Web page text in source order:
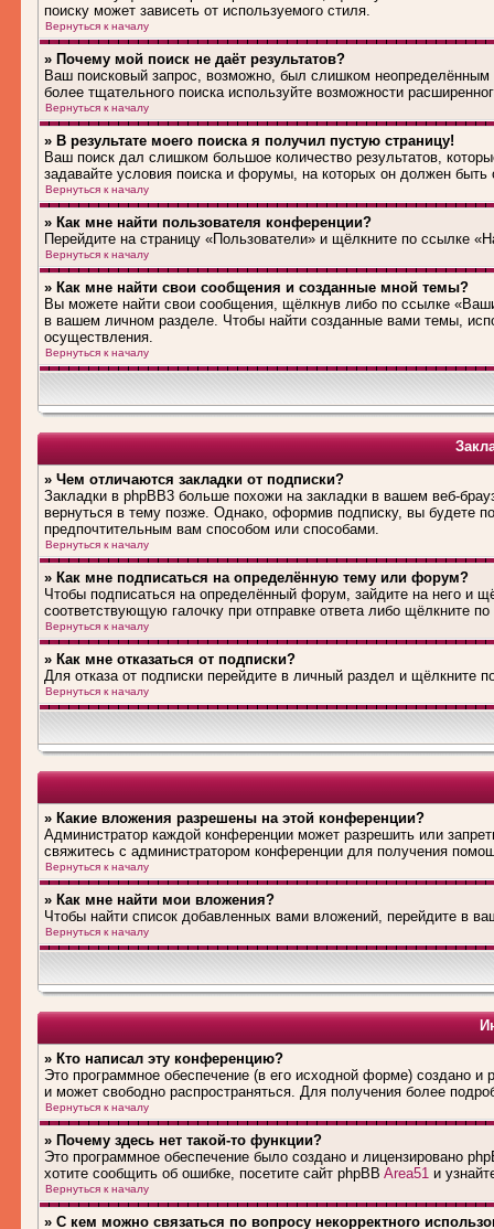
поиску может зависеть от используемого стиля.
Вернуться к началу
» Почему мой поиск не даёт результатов?
Ваш поисковый запрос, возможно, был слишком
более тщательного поиска используйте возможности
Вернуться к началу
» В результате моего поиска я получил пустую страницу!
Ваш поиск дал слишком большое количество результатов,
задавайте условия поиска и форумы, на которых он должен быть
Вернуться к началу
» Как мне найти пользователя конференции?
Перейдите на страницу «Пользователи» и щёлкните по ссылке
Вернуться к началу
» Как мне найти свои сообщения и созданные мной темы?
Вы можете найти свои сообщения, щёлкнув либо по ссылке
в вашем личном разделе. Чтобы найти созданные вами темы,
осуществления.
Вернуться к началу
» Чем отличаются закладки от подписки?
Закладки в phpBB3 больше похожи на закладки в вашем веб-
вернуться в тему позже. Однако, оформив подписку, вы будете
предпочтительным вам способом или способами.
Вернуться к началу
» Как мне подписаться на определённую тему или форум?
Чтобы подписаться на определённый форум, зайдите на него и
соответствующую галочку при отправке ответа либо щёлкните
Вернуться к началу
» Как мне отказаться от подписки?
Для отказа от подписки перейдите в личный раздел и щёлкните
Вернуться к началу
» Какие вложения разрешены на этой конференции?
Администратор каждой конференции может разрешить или
свяжитесь с администратором конференции для получения
Вернуться к началу
» Как мне найти мои вложения?
Чтобы найти список добавленных вами вложений, перейдите в
Вернуться к началу
» Кто написал эту конференцию?
Это программное обеспечение (в его исходной форме) создано и
и может свободно распространяться. Для получения более
Вернуться к началу
» Почему здесь нет такой-то функции?
Это программное обеспечение было создано и лицензировано
хотите сообщить об ошибке, посетите сайт phpBB Area51 и
Вернуться к началу
» С кем можно связаться по вопросу некорректного